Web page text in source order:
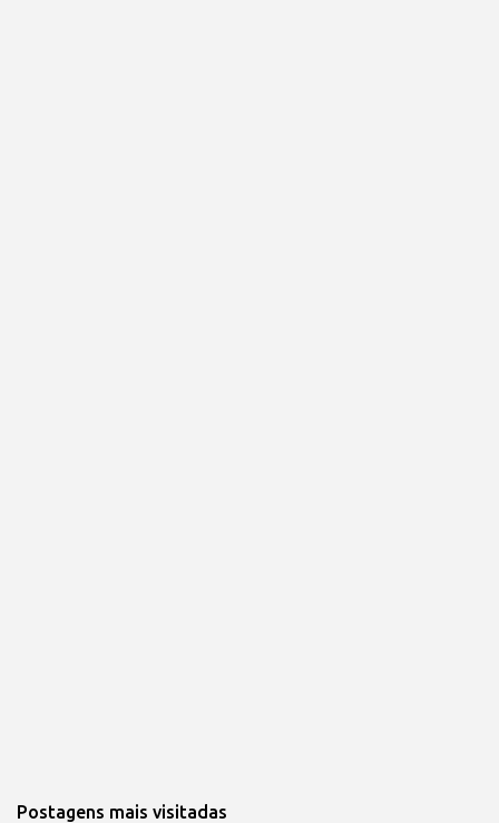
Postagens mais visitadas